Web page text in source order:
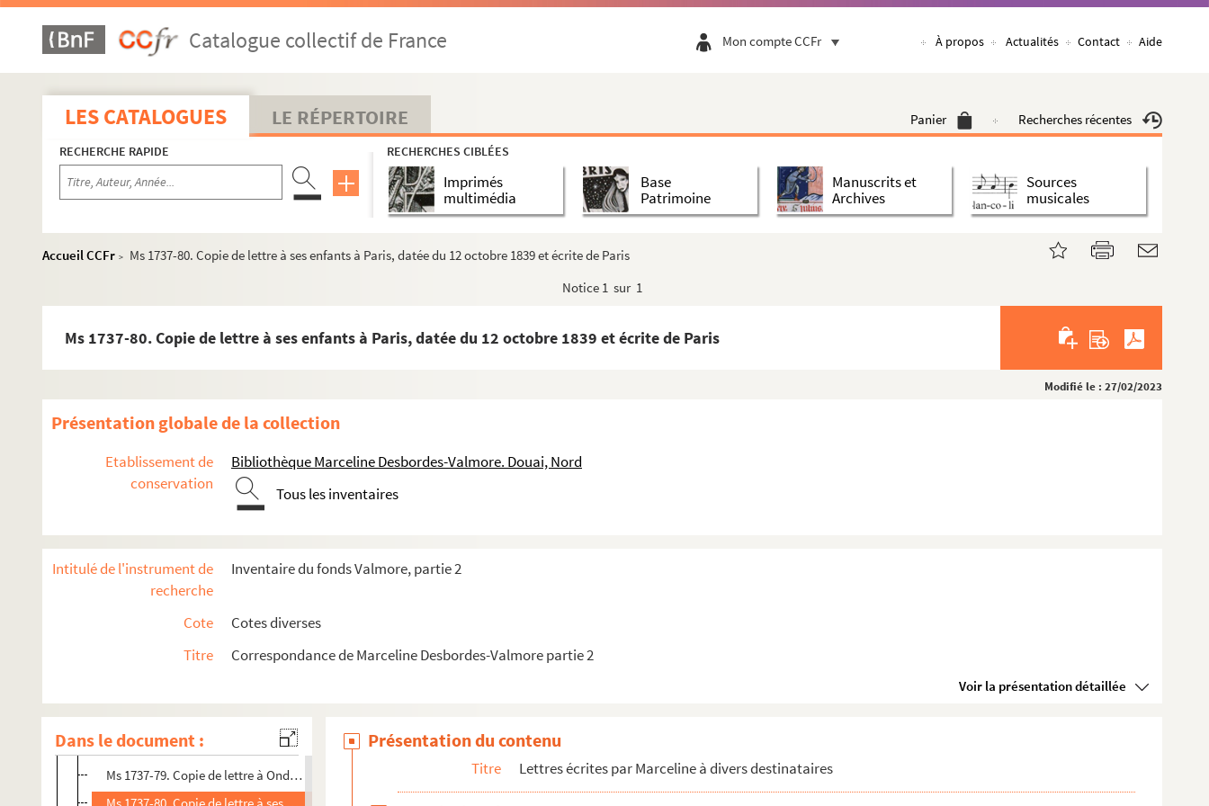
Catalogue collectif de France Mon compte CCFr À propos Actualités Contact Aide
LES CATALOGUES LE RÉPERTOIRE Panier Recherches récentes
RECHERCHE RAPIDE RECHERCHES CIBLÉES
Imprimés
multimédia
Base
Patrimoine
Manuscrits et
Archives
Sources
musicales
Accueil CCFr >
Ms 1737-80. Copie de lettre à ses enfants à Paris, datée du 12 octobre 1839 et écrite de Paris
Notice 1 sur 1
Ms 1737-80. Copie de lettre à ses enfants à Paris, datée du 12 octobre 1839 et écrite de Paris
Modifié le : 27/02/2023
Présentation globale de la collection
Etablissement de
conservation
Bibliothèque Marceline Desbordes-Valmore. Douai, Nord
Tous les inventaires
Intitulé de l'instrument de
recherche
Inventaire du fonds Valmore, partie 2
Cote
Cotes diverses
Titre
Correspondance de Marceline Desbordes-Valmore partie 2
Voir la présentation détaillée
Dans le document :
Ms 1737-53. Copie de lettre à Caroline Branchu à Orléans , datée du 15 juin 1839
Ms 1737-54. Copie de lettre à Prosper Valmore à Lyon , datée du 23 juin 1839 et écrite de Paris
Ms 1737-55. Copie de lettre à Prosper Valmore à Lyon datée du 24 juin 1839 et écrite de Paris
Ms 1737-56. Copie de lettre à Prosper Valmore à Lyon, datée du 25 juin 1839 et écrite de Paris
Ms 1737-57. Copie de lettre à Prosper Valmore à Lyon, datée du 29 juin 1839 et écrite de Paris
Ms 1737-58. Copie de lettre à Prosper Valmore à Lyon, datée du 2 juillet 1839 et écrite de Paris
Ms 1737-59. Copie de lettre à Prosper Valmore à Lyon à Lyon, datée du 10 juillet 1839 et écrite de Paris
Ms 1737-63. Copie de lettre à Prosper Valmore à Lyon, datée du 23 juillet 1839 et écrite de Paris
Ms 1737-66. Copie de lettre à Prosper Valmore à Lyon, datée du 28 juillet 1839 et écrite de Paris
Ms 1737-68. Copie de lettre à Prosper Valmore à Lyon, datée du 2 août 1839 et écrite de Paris
Ms 1737-69. Copie de lettre à Prosper Valmore à Lyon datée du 6 août 1839 et écrite de Paris
Ms 1737-71. Copie de lettre à Prosper Valmore à Lyon, datée du 12 août 1839 et écrite de Paris
Ms 1737-72. Copie de lettre à Prosper Valmore à Lyon, datée du 17 août 1839 et écrite de Paris
Ms 1737-75. Copie de lettre à Ondine Valmore à Lyon, datée du 26 août 1839 et écrite de Paris
Ms 1737-77. Copie de lettre à Caroline Branchu datée du 2 septembre 1839
Ms 1737-78. Copie de lettre à Frédéric Lepeytre à Marseille datée du 23 septembre 1839 et écrite de Lyon.
Ms 1737-79. Copie de lettre à Ondine Valmore datée du 30 septembre 1839 et écrite de Lyon
Présentation du contenu
Titre Lettres écrites par Marceline à divers destinataires